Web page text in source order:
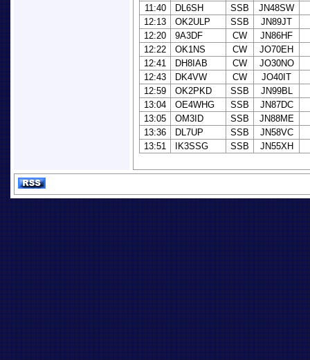
11:40
DL6SH SSB
JN48SW
12:13
OK2ULP SSB
JN89JT
12:20
9A3DF CW
JN86HF
12:22
OK1NS CW
JO70EH
12:41
DH8IAB CW
JO30NO
12:43
DK4VW CW
JO40IT
12:59
OK2PKD SSB
JN99BL
13:04
OE4WHG SSB
JN87DC
13:05
OM3ID SSB
JN88ME
13:36
DL7UP SSB
JN58VC
13:51
IK3SSG SSB JN55XH